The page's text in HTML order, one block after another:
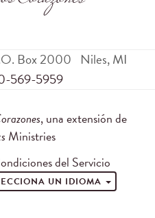
Box 2000 Niles,MI
569-5959
, una extensión de
Ministries
del Servicio
UN IDIOMA